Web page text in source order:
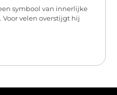
symbool van innerlijke
Voor velen overstijgt hij